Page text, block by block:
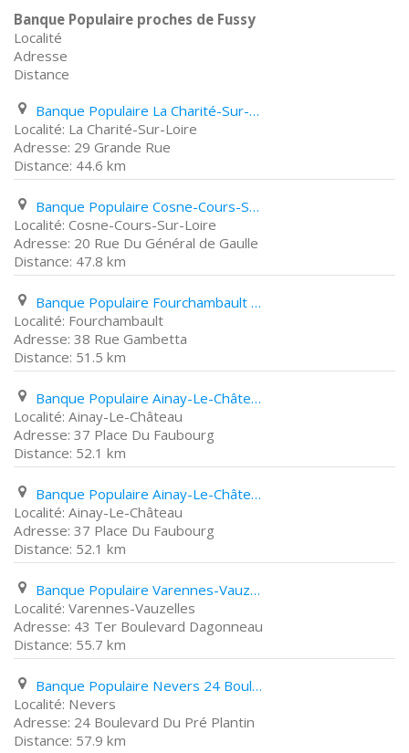
Banque Populaire proches de Fussy
Localité
Adresse
Distance
Banque Populaire La Charité-Sur-Loire 29 Grande Rue
La Charité-Sur-Loire
29 Grande Rue
44.6 km
Banque Populaire Cosne-Cours-Sur-Loire 20 Rue Du Général de Gaulle
Cosne-Cours-Sur-Loire
20 Rue Du Général de Gaulle
47.8 km
Banque Populaire Fourchambault 38 Rue Gambetta
Fourchambault
38 Rue Gambetta
51.5 km
Banque Populaire Ainay-Le-Château 37 Place Du Faubourg
Ainay-Le-Château
37 Place Du Faubourg
52.1 km
Banque Populaire Ainay-Le-Château 37 Place Du Faubourg
Ainay-Le-Château
37 Place Du Faubourg
52.1 km
Banque Populaire Varennes-Vauzelles 43 Ter Boulevard Dagonneau
Varennes-Vauzelles
43 Ter Boulevard Dagonneau
55.7 km
Banque Populaire Nevers 24 Boulevard Du Pré Plantin
Nevers
24 Boulevard Du Pré Plantin
57.9 km